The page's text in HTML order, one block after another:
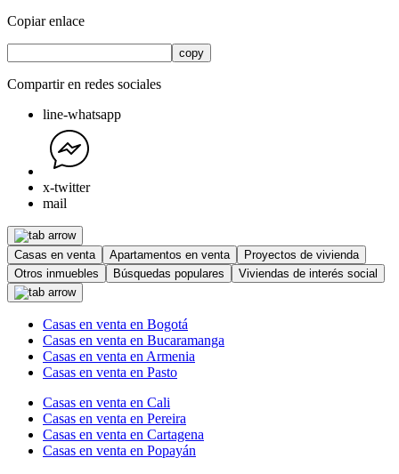
Copiar enlace
copy
Compartir en redes sociales
line-whatsapp
x-twitter
mail
Casas en venta Apartamentos en venta
Proyectos de vivienda
Otros inmuebles
Búsquedas populares Viviendas de interés social
Casas en venta en Bogotá
Casas en venta en Bucaramanga
Casas en venta en Armenia
Casas en venta en Pasto
Casas en venta en Cali
Casas en venta en Pereira
Casas en venta en Cartagena
Casas en venta en Popayán